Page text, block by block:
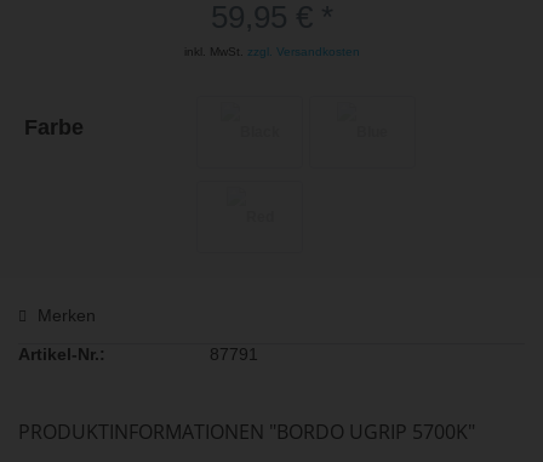
inkl. MwSt. zzgl. Versandkosten
Farbe
Merken
Artikel-Nr.:
87791
PRODUKTINFORMATIONEN "BORDO UGRIP 5700K"